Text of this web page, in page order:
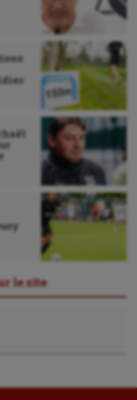
le site